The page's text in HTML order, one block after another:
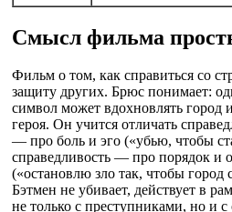
Смысл фильма
Фильм о том, как справиться со
защиту других. Брюс понимает:
символ может вдохновлять город
героя. Он учится отличать
— про боль и эго («убью, чтобы
справедливость — про порядок и
(«остановлю зло так, чтобы
Бэтмен не убивает, действует в
не только с преступниками, но и